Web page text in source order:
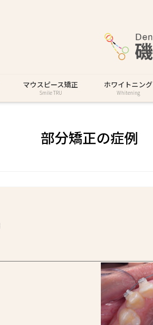
マウスピース矯正
Smile TRU
ホワイトニング
Whitening
部分矯正の症例